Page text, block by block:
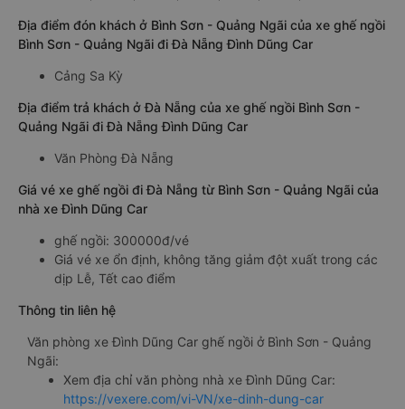
Địa điểm đón khách ở Bình Sơn - Quảng Ngãi của xe ghế ngồi
Bình Sơn - Quảng Ngãi đi Đà Nẵng Đình Dũng Car
Cảng Sa Kỳ
Địa điểm trả khách ở Đà Nẵng của xe ghế ngồi Bình Sơn -
Quảng Ngãi đi Đà Nẵng Đình Dũng Car
Văn Phòng Đà Nẵng
Giá vé xe ghế ngồi đi Đà Nẵng từ Bình Sơn - Quảng Ngãi của
nhà xe Đình Dũng Car
ghế ngồi: 300000đ/vé
Giá vé xe ổn định, không tăng giảm đột xuất trong các
dịp Lễ, Tết cao điểm
Thông tin liên hệ
Văn phòng xe Đình Dũng Car ghế ngồi ở Bình Sơn - Quảng
Ngãi:
Xem địa chỉ văn phòng nhà xe Đình Dũng Car:
https://vexere.com/vi-VN/xe-dinh-dung-car